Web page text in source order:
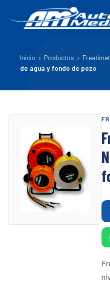
Inicio › Productos ›
de agua y fondo de pozo